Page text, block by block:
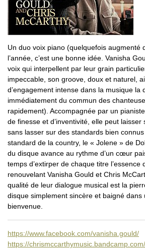
Un duo voix piano (quelquefois augmenté
l’année, c’est une bonne idée. Vanisha
voix qui interpellent par leur grain
impeccable, son groove, doux et naturel,
d’engagement intense dans la musique la
immédiatement du commun des
rapidement). Accompagnée par un
de finesse et d’inventivité, elle peut laisser
sans lasser sur des standards bien
standard de la country, le « Jolene » de
du disque avance au rythme d’un cœur
temps d’extirper de chaque titre
renouvelant Vanisha Gould et Chris
qualité de leur dialogue musical est la
disque simplement sincère et baigné dans
bienvenue.
https://www.facebook.com/vanisha.gould/
https://chrismccarthymusic.bandcamp.com/